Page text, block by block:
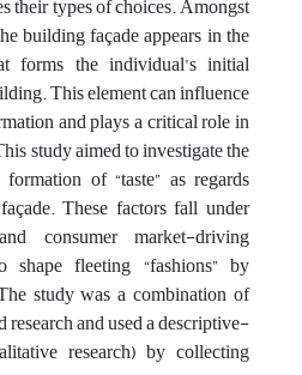
building façade appears in the
the individual’s initial
This element can influence
and plays a critical role in
study aimed to investigate the
of “taste” as regards
These factors fall under
consumer market-driving
fleeting “fashions” by
study was a combination of
and used a descriptive-
research) by collecting